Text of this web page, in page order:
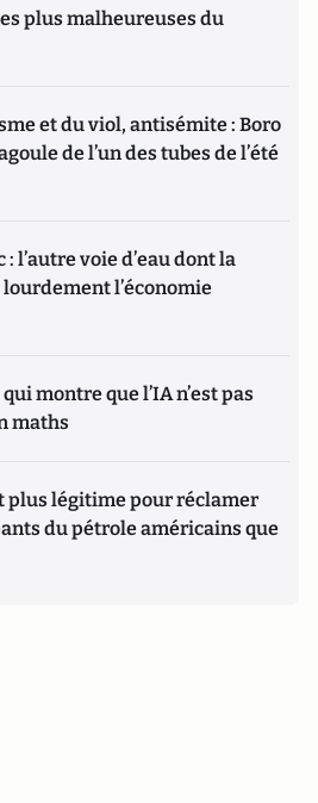
plus malheureuses du
et du viol, antisémite : Boro
de l’un des tubes de l’été
: l’autre voie d’eau dont la
l’économie
montre que l’IA n’est pas
maths
plus légitime pour réclamer
du pétrole américains que